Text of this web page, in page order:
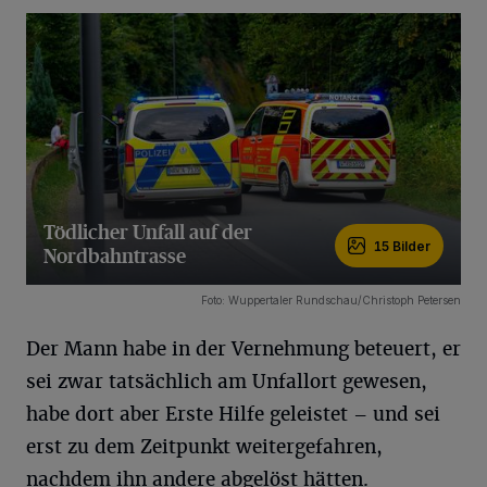
Tödlicher Unfall auf der
Nordbahntrasse
15 Bilder
Foto: Wuppertaler Rundschau/Christoph Petersen
Der Mann habe in der Vernehmung beteuert, er
sei zwar tatsächlich am Unfallort gewesen,
habe dort aber Erste Hilfe geleistet – und sei
erst zu dem Zeitpunkt weitergefahren,
nachdem ihn andere abgelöst hätten.